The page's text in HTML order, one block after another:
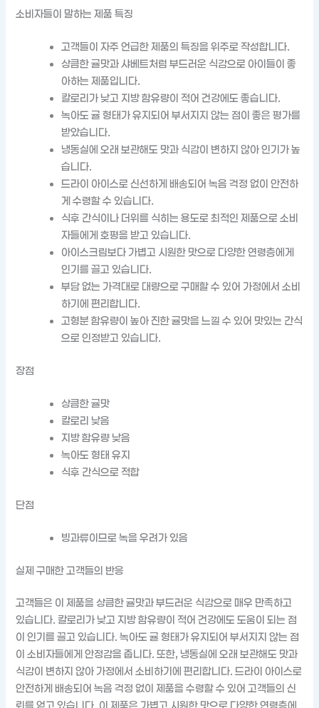
소비자들이 말하는 제품 특징
고객들이 자주 언급한 제품의 특징을 위주로 작성합니다.
상큼한 귤맛과 샤베트처럼 부드러운 식감으로 아이들이 좋
아하는 제품입니다.
칼로리가 낮고 지방 함유량이 적어 건강에도 좋습니다.
녹아도 귤 형태가 유지되어 부서지지 않는 점이 좋은 평가를
받았습니다.
냉동실에 오래 보관해도 맛과 식감이 변하지 않아 인기가 높
습니다.
드라이 아이스로 신선하게 배송되어 녹음 걱정 없이 안전하
게 수령할 수 있습니다.
식후 간식이나 더위를 식히는 용도로 최적인 제품으로 소비
자들에게 호평을 받고 있습니다.
아이스크림보다 가볍고 시원한 맛으로 다양한 연령층에게
인기를 끌고 있습니다.
부담 없는 가격대로 대량으로 구매할 수 있어 가정에서 소비
하기에 편리합니다.
고형분 함유량이 높아 진한 귤맛을 느낄 수 있어 맛있는 간식
으로 인정받고 있습니다.
장점
상큼한 귤맛
칼로리 낮음
지방 함유량 낮음
녹아도 형태 유지
식후 간식으로 적합
단점
빙과류이므로 녹을 우려가 있음
실제 구매한 고객들의 반응
고객들은 이 제품을 상큼한 귤맛과 부드러운 식감으로 매우 만족하고
있습니다. 칼로리가 낮고 지방 함유량이 적어 건강에도 도움이 되는 점
이 인기를 끌고 있습니다. 녹아도 귤 형태가 유지되어 부서지지 않는 점
이 소비자들에게 안정감을 줍니다. 또한, 냉동실에 오래 보관해도 맛과
식감이 변하지 않아 가정에서 소비하기에 편리합니다. 드라이 아이스로
안전하게 배송되어 녹음 걱정 없이 제품을 수령할 수 있어 고객들의 신